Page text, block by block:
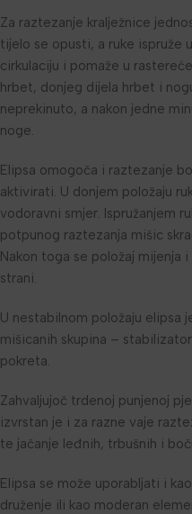
Za raztezanje kralježnice
tijelo se opusti, a ruke ispruže
cirkulaciju i pomaže u
hrbet, donjeg dijela hrbet i
neprekinuto, a nakon jedne
noge.
Elipsa omogoča i raztezanje
aktivirati. U donjem položaju
vodoravni smjer. Ispružanjem
potpunog raztezanja mišic
Nakon toga se položaj mijenja
strani.
U nestabilnom položaju elipsa
mišicanih skupina –
pokreta.
Zahvaljujoč trdenoj punjenoj
izvrstan je i za razne vaje
te jačanje leđnih, trbušnih i
Elipsa se može uporabljati i
druženje ili kao moderan